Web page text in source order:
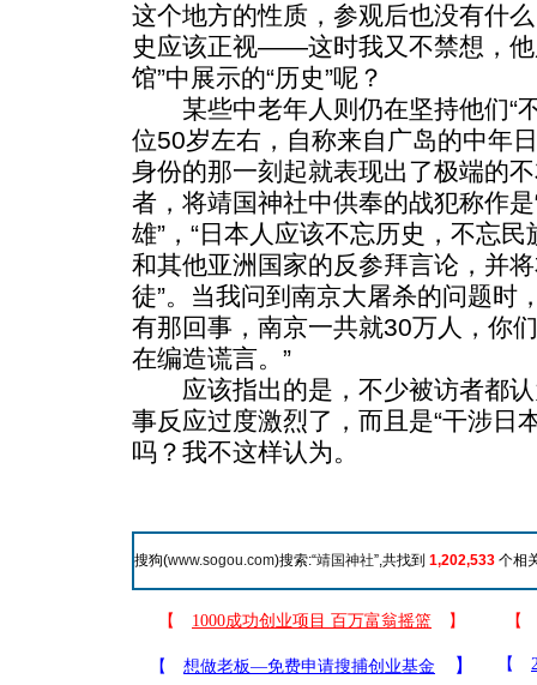
这个地方的性质，参观后也没有什
史应该正视——这时我又不禁想，他
馆”中展示的“历史”呢？
某些中老年人则仍在坚持他们“
位50岁左右，自称来自广岛的中年
身份的那一刻起就表现出了极端的
者，将靖国神社中供奉的战犯称作
雄”，“日本人应该不忘历史，不忘
和其他亚洲国家的反参拜言论，并
徒”。当我问到南京大屠杀的问题时
有那回事，南京一共就30万人，你
在编造谎言。”
应该指出的是，不少被访者都认
事反应过度激烈了，而且是“干涉日
吗？我不这样认为。
搜狗(www.sogou.com)搜索:“靖国神社”,共找到 1,202,533 个相